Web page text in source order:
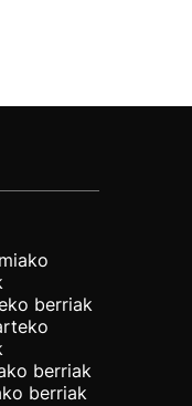
berriak
berriak
berriak